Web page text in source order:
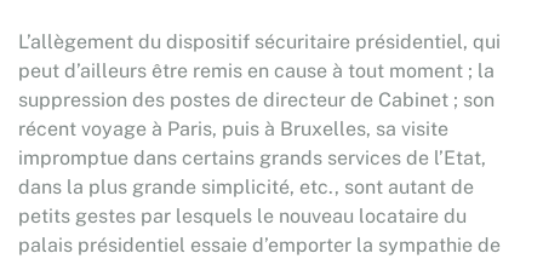
L’allègement du dispositif sécuritaire présidentiel, qui
peut d’ailleurs être remis en cause à tout moment ; la
suppression des postes de directeur de Cabinet ; son
récent voyage à Paris, puis à Bruxelles, sa visite
impromptue dans certains grands services de l’Etat,
dans la plus grande simplicité, etc., sont autant de
petits gestes par lesquels le nouveau locataire du
palais présidentiel essaie d’emporter la sympathie de